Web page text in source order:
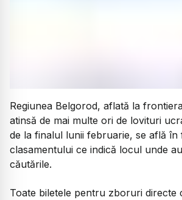
Regiunea Belgorod, aflată la
atinsă de mai multe ori de lovituri
de la finalul lunii februarie, se află în
clasamentului ce indică locul unde
căutările.
Toate biletele pentru zboruri directe